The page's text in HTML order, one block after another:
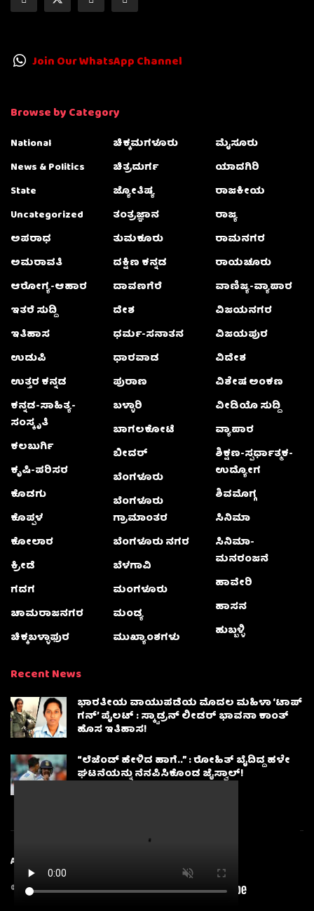
Join Our WhatsApp Channel
Browse by Category
National
News & Politics
State
Uncategorized
ಅಪರಾಧ
ಅಮರಾವತಿ
ಆರೋಗ್ಯ-ಆಹಾರ
ಇತರೆ ಸುದ್ದಿ
ಇತಿಹಾಸ
ಉಡುಪಿ
ಉತ್ತರ ಕನ್ನಡ
ಕನ್ನಡ-ಸಾಹಿತ್ಯ-
ಸಂಸ್ಕೃತಿ
ಕಲಬುರ್ಗಿ
ಕೃಷಿ-ಪರಿಸರ
ಕೊಡಗು
ಕೊಪ್ಪಳ
ಕೋಲಾರ
ಕ್ರೀಡೆ
ಗದಗ
ಚಾಮರಾಜನಗರ
ಚಿಕ್ಕಬಳ್ಳಾಫುರ
ಚಿಕ್ಕಮಗಳೂರು
ಚಿತ್ರದುರ್ಗ
ಜ್ಯೋತಿಷ್ಯ
ತಂತ್ರಜ್ಞಾನ
ತುಮಕೂರು
ದಕ್ಷಿಣ ಕನ್ನಡ
ದಾವಣಗೆರೆ
ದೇಶ
ಧರ್ಮ-ಸನಾತನ
ಧಾರವಾಡ
ಪುರಾಣ
ಬಳ್ಳಾರಿ
ಬಾಗಲಕೋಟೆ
ಬೀದರ್
ಬೆಂಗಳೂರು
ಬೆಂಗಳೂರು
ಗ್ರಾಮಾಂತರ
ಬೆಂಗಳೂರು ನಗರ
ಬೆಳಗಾವಿ
ಮಂಗಳೂರು
ಮಂಡ್ಯ
ಮುಖ್ಯಾಂಶಗಳು
ಮೈಸೂರು
ಯಾದಗಿರಿ
ರಾಜಕೀಯ
ರಾಜ್ಯ
ರಾಮನಗರ
ರಾಯಚೂರು
ವಾಣಿಜ್ಯ-ವ್ಯಾಪಾರ
ವಿಜಯನಗರ
ವಿಜಯಪುರ
ವಿದೇಶ
ವಿಶೇಷ ಅಂಕಣ
ವೀಡಿಯೊ ಸುದ್ದಿ
ವ್ಯಾಪಾರ
ಶಿಕ್ಷಣ-ಸ್ಪರ್ಧಾತ್ಮಕ-
ಉದ್ಯೋಗ
ಶಿವಮೊಗ್ಗ
ಸಿನಿಮಾ
ಸಿನಿಮಾ-
ಮನರಂಜನೆ
ಹಾವೇರಿ
ಹಾಸನ
ಹುಬ್ಬಳ್ಳಿ
Recent News
ಭಾರತೀಯ ವಾಯುಪಡೆಯ ಮೊದಲ ಮಹಿಳಾ ‘ಟಾಪ್
ಗನ್’ ಪೈಲಟ್ : ಸ್ಕ್ವಾಡ್ರನ್ ಲೀಡರ್ ಭಾವನಾ ಕಾಂತ್
ಹೊಸ ಇತಿಹಾಸ!
“ಲೆಜೆಂಡ್ ಹೇಳಿದ ಹಾಗೆ..” : ರೋಹಿತ್ ಬೈದಿದ್ದ ಹಳೇ
ಘಟನೆಯನ್ನು ನೆನಪಿಸಿಕೊಂಡ ಜೈಸ್ವಾಲ್!
About
© 2025Karnatakanewsbeat